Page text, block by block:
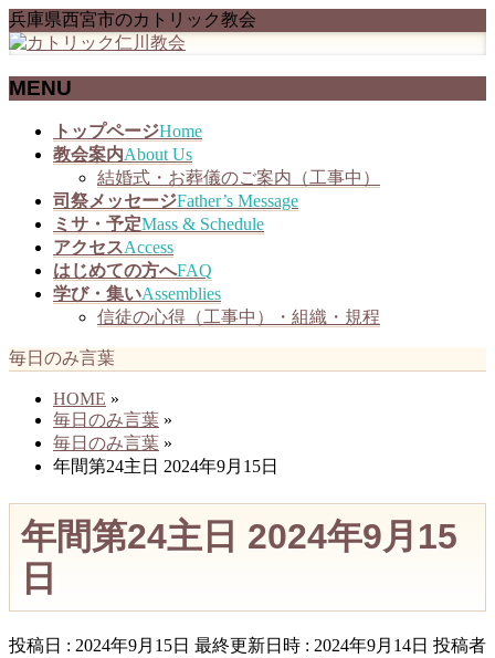
兵庫県西宮市のカトリック教会
MENU
トップページHome
教会案内About Us
結婚式・お葬儀のご案内（工事中）
司祭メッセージFather’s Message
ミサ・予定Mass & Schedule
アクセスAccess
はじめての方へFAQ
学び・集いAssemblies
信徒の心得（工事中）・組織・規程
毎日のみ言葉
HOME »
毎日のみ言葉 »
毎日のみ言葉 »
年間第24主日 2024年9月15日
年間第24主日 2024年9月15
日
投稿日 : 2024年9月15日 最終更新日時 : 2024年9月14日 投稿者